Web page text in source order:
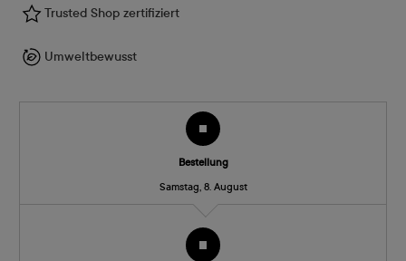
Trusted Shop zertifiziert
Umweltbewusst
Bestellung
Samstag, 8. August